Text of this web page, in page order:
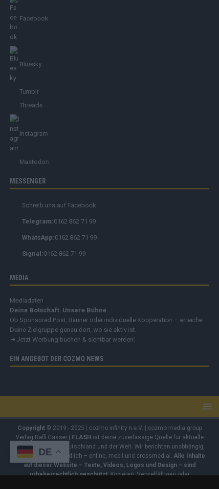
Facebook
Bluesky
Tumblr
Threads
Instagram
Mastodon
MESSENGER
Schreib uns auf Facebook
Telegram:0162 862 71 99
WhatsApp:0162 862 71 99
Signal:0162 862 71 99
MEDIA
Mediadaten
Deine Botschaft. Unsere Bühne.
Ob Sponsored Post, Banner oder individuelle Kooperation – erreiche
Deine Zielgruppe genau dort, wo sie aktiv ist.
➔ Jetzt Werbung buchen & sichtbar werden!
EIN ANGEBOT DER COZMO NEWS
Copyright© 2019 - 2025 | cozmo infinity n.e.V. | cozmo media group
Verlag Raffi Gasser |
FLASH ist deine zuverlässige Quelle für aktuelle
Nachrichten aus Deutschland und der Welt. Wir berichten unabhängig,
fundiert und verständlich – online, mobil und crossmedial. Alle Inhalte
auf dieser Website – Texte, Videos, Logos und Design – sind
urheberrechtlich geschützt. Kopieren, Vervielfältigen oder
DE